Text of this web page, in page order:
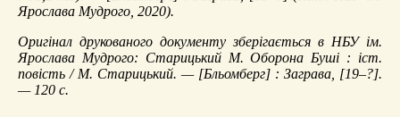
Ярослава Мудрого, 2020).
Оригінал друкованого документу зберігається в НБУ ім.
Ярослава Мудрого: Старицький М. Оборона Буші : іст.
повість / М. Старицький. — [Бльомберг] : Заграва, [19–?].
— 120 с.